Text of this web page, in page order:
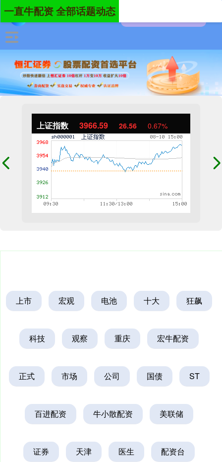
上证指数 3966.59 26.56 0.67%
一直牛配资 全部话题动态
上市 宏观 电池 十大 狂飙
科技 观察 重庆 宏牛配资
正式 市场 公司 国债 ST
百进配资 牛小散配资 美联储
证券 天津 医生 配资台